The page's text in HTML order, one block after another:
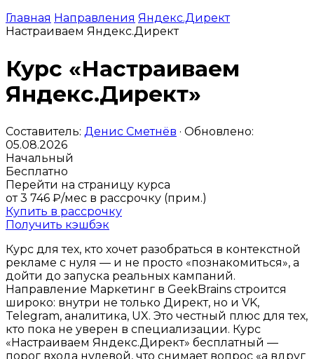
Главная Направления Яндекс.Директ
Настраиваем Яндекс.Директ
Курс «Настраиваем
Яндекс.Директ»
Составитель: Денис Сметнёв · Обновлено:
05.08.2026
Начальный
Бесплатно
Перейти на страницу курса
от 3 746 ₽/мес в рассрочку (прим.)
Купить в рассрочку
Получить кэшбэк
Курс для тех, кто хочет разобраться в контекстной
рекламе с нуля — и не просто «познакомиться», а
дойти до запуска реальных кампаний.
Направление Маркетинг в GeekBrains строится
широко: внутри не только Директ, но и VK,
Telegram, аналитика, UX. Это честный плюс для тех,
кто пока не уверен в специализации. Курс
«Настраиваем Яндекс.Директ» бесплатный —
порог входа нулевой, что снимает вопрос «а вдруг